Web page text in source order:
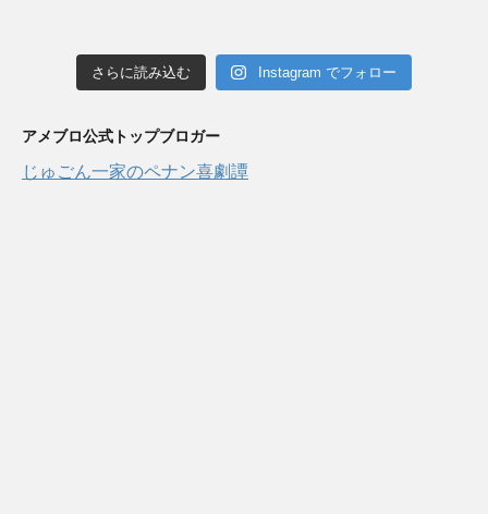
さらに読み込む Instagram でフォロー
アメブロ公式トップブロガー
じゅごん一家のペナン喜劇譚